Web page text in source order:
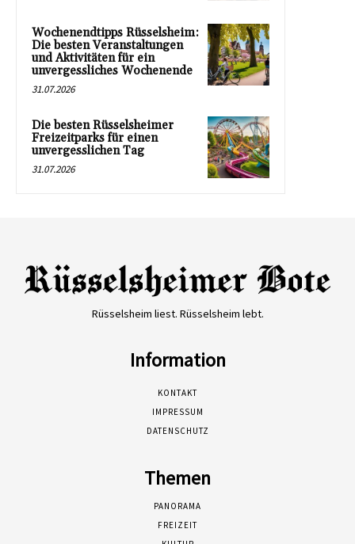
Wochenendtipps Rüsselsheim:
Die besten Veranstaltungen
und Aktivitäten für ein
unvergessliches Wochenende
31.07.2026
Die besten Rüsselsheimer
Freizeitparks für einen
unvergesslichen Tag
31.07.2026
Rüsselsheim liest. Rüsselsheim lebt.
Information
KONTAKT
IMPRESSUM
DATENSCHUTZ
Themen
PANORAMA
FREIZEIT